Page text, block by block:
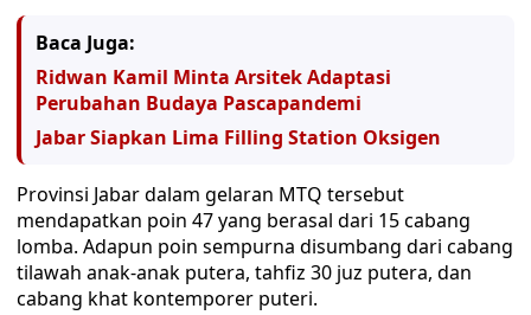
Baca Juga:
Ridwan Kamil Minta Arsitek Adaptasi
Perubahan Budaya Pascapandemi
Jabar Siapkan Lima Filling Station Oksigen
Provinsi Jabar dalam gelaran MTQ tersebut
mendapatkan poin 47 yang berasal dari 15 cabang
lomba. Adapun poin sempurna disumbang dari cabang
tilawah anak-anak putera, tahfiz 30 juz putera, dan
cabang khat kontemporer puteri.